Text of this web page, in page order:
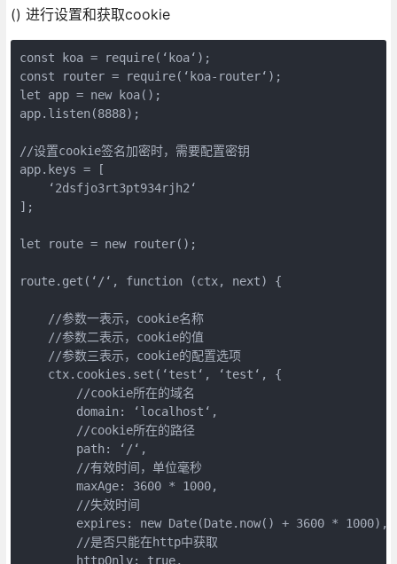
() 进行设置和获取cookie
const koa = require(‘koa‘);
const router = require(‘koa-router‘);
let app = new koa();
app.listen(8888);
//设置cookie签名加密时，需要配置密钥
app.keys = [
    ‘2dsfjo3rt3pt934rjh2‘
];
let route = new router();
route.get(‘/‘, function (ctx, next) {
    //参数一表示，cookie名称
    //参数二表示，cookie的值
    //参数三表示，cookie的配置选项
    ctx.cookies.set(‘test‘, ‘test‘, {
        //cookie所在的域名
        domain: ‘localhost‘,
        //cookie所在的路径
        path: ‘/‘,
        //有效时间，单位毫秒
        maxAge: 3600 * 1000,
        //失效时间
        expires: new Date(Date.now() + 3600 * 1000),
        //是否只能在http中获取
        httpOnly: true,